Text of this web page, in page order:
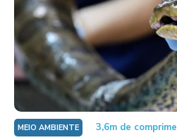
MEIO AMBIENTE 3,6m de